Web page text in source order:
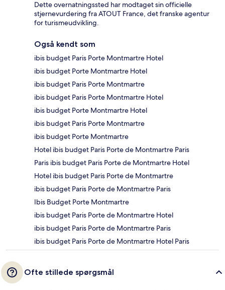
Dette overnatningssted har modtaget sin officielle
stjernevurdering fra ATOUT France, det franske agentur
for turismeudvikling.
Også kendt som
ibis budget Paris Porte Montmartre Hotel
ibis budget Porte Montmartre Hotel
ibis budget Paris Porte Montmartre
ibis budget Paris Porte Montmartre Hotel
ibis budget Porte Montmartre Hotel
ibis budget Paris Porte Montmartre
ibis budget Porte Montmartre
Hotel ibis budget Paris Porte de Montmartre Paris
Paris ibis budget Paris Porte de Montmartre Hotel
Hotel ibis budget Paris Porte de Montmartre
ibis budget Paris Porte de Montmartre Paris
Ibis Budget Porte Montmartre
ibis budget Paris Porte de Montmartre Hotel
ibis budget Paris Porte de Montmartre Paris
ibis budget Paris Porte de Montmartre Hotel Paris
Ofte stillede spørgsmål